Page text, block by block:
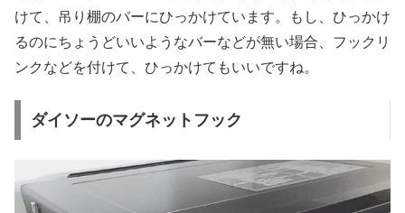
けて、吊り棚のバーにひっかけています。もし、ひっかけ
るのにちょうどいいようなバーなどが無い場合、フックリ
ンクなどを付けて、ひっかけてもいいですね。
ダイソーのマグネットフック